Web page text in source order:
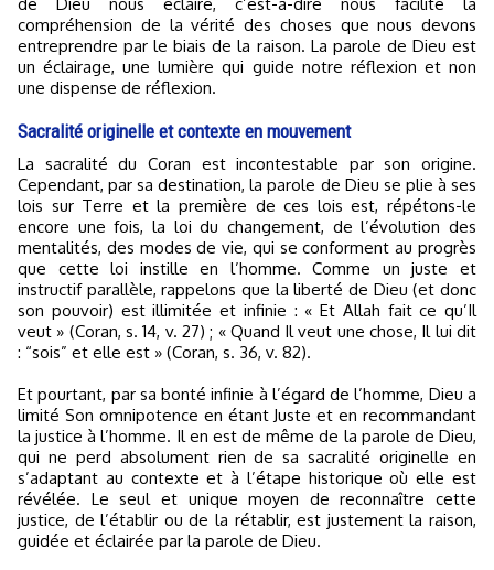
compréhension de la vérité des choses que nous devons
entreprendre par le biais de la raison. La parole de Dieu est
un éclairage, une lumière qui guide notre réflexion et non
une dispense de réflexion.
Sacralité originelle et contexte en mouvement
La sacralité du Coran est incontestable par son origine.
Cependant, par sa destination, la parole de Dieu se plie à ses
lois sur Terre et la première de ces lois est, répétons-le
encore une fois, la loi du changement, de l’évolution des
mentalités, des modes de vie, qui se conforment au progrès
que cette loi instille en l’homme. Comme un juste et
instructif parallèle, rappelons que la liberté de Dieu (et donc
son pouvoir) est illimitée et infinie : « Et Allah fait ce qu’Il
veut » (Coran, s. 14, v. 27) ; « Quand Il veut une chose, Il lui dit
: “sois” et elle est » (Coran, s. 36, v. 82).
Et pourtant, par sa bonté infinie à l’égard de l’homme, Dieu a
limité Son omnipotence en étant Juste et en recommandant
la justice à l’homme. Il en est de même de la parole de Dieu,
qui ne perd absolument rien de sa sacralité originelle en
s’adaptant au contexte et à l’étape historique où elle est
révélée. Le seul et unique moyen de reconnaître cette
justice, de l’établir ou de la rétablir, est justement la raison,
guidée et éclairée par la parole de Dieu.